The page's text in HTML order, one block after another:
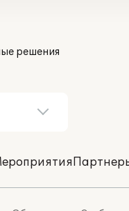
решения